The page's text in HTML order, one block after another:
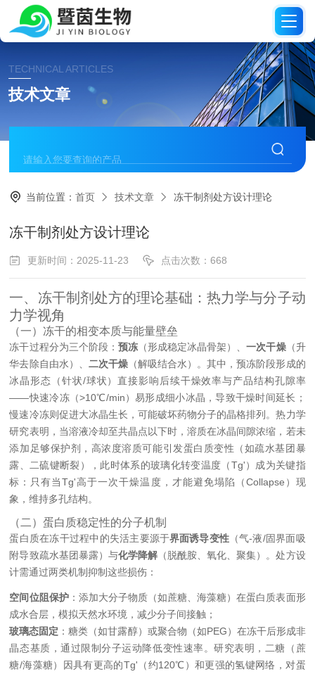
TECHNICAL ARTICLES
技术文章
当前位置：首页 技术文章 冻干制剂处方设计理论
冻干制剂处方设计理论
更新时间：2025-11-23 点击次数：668
一、冻干制剂处方的理论基础：热力学与分子动
力学视角
（一）冻干的相变本质与能量壁垒
冻干过程分为三个阶段： 预冻（形成稳定冰晶骨架）、一次干燥（升
华去除自由水）、 二次干燥（解吸结合水）。其中，预冻阶段形成的
冰晶形态（针状/球状）直接影响后续干燥效率与产品结构孔隙率
——快速冷冻（>10℃/min）易形成细小冰晶，导致干燥时间延长；
慢速冷冻则促进大冰晶生长，可能破坏药物分子的晶格排列。热力学
研究表明，当溶液冷却至共晶点以下时，溶质在冰晶间隙浓缩，若未
添加足够保护剂，高浓度溶质可能引发蛋白质变性（如疏水基团暴
露、二硫键断裂），此时体系的玻璃化转变温度（Tg'）成为关键指
标：只有当Tg'高于一次干燥温度，才能避免塌陷（Collapse）现
象，维持多孔结构。
（二）蛋白质稳定性的分子机制
蛋白质在冻干过程中的失活主要源于界面诱导变性（气-液/固界面吸
附导致疏水基团暴露）与化学降解（脱酰胺、氧化、聚集）。处方设
计需通过两类机制抑制这些损伤：
空间位阻保护：添加大分子物质（如蔗糖、海藻糖）在蛋白质表面形
成水合层，模拟天然水环境，减少分子间接触；
玻璃态固定 ：糖类（如甘露醇）或聚合物（如PEG）在冻干后形成非
晶态基质，通过限制分子运动降低变性速率。研究表明，二糖（蔗
糖/海藻糖）因具有更高的Tg'（约120℃）和更强的氢键网络，对蛋